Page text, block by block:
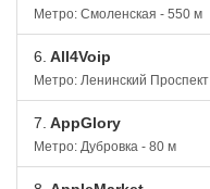
Метро: Смоленская - 550 м
6. All4Voip
Метро: Ленинский
7. AppGlory
Метро: Дубровка - 80 м